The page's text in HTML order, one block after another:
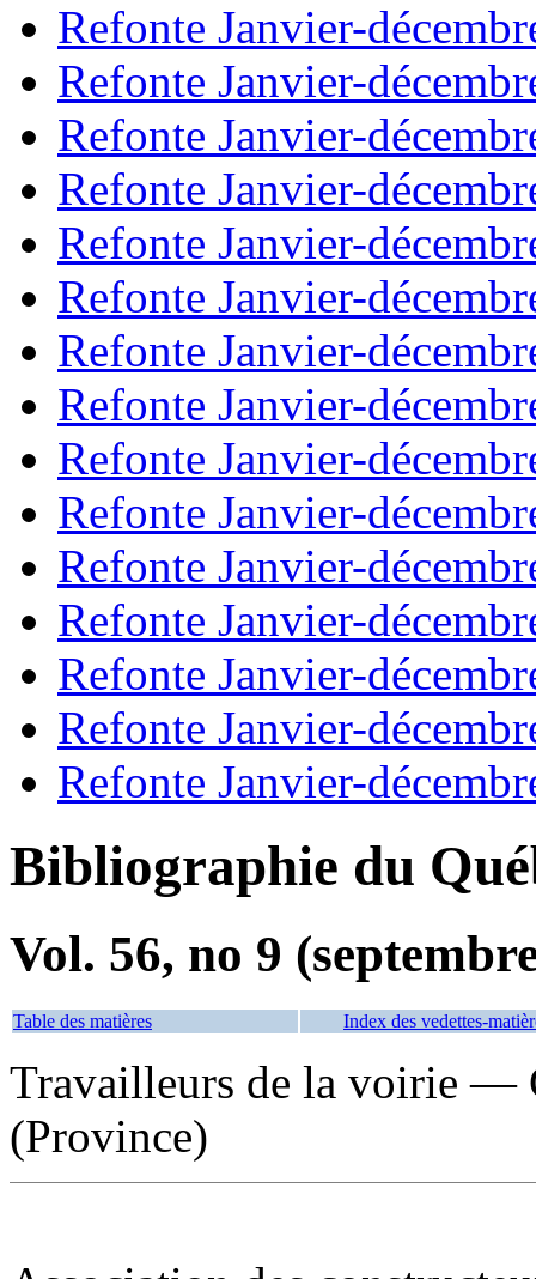
Refonte Janvier-
Refonte Janvier-
Refonte Janvier-
Refonte Janvier-
Refonte Janvier-
Refonte Janvier-
Refonte Janvier-
Refonte Janvier-
Refonte Janvier-
Refonte Janvier-
Refonte Janvier-
Refonte Janvier-
Refonte Janvier-
Refonte Janvier-
Refonte Janvier-
Bibliographie du
Vol. 56, no 9
Table des matières Index des vedettes-
Travailleurs de la voirie —
(Province)